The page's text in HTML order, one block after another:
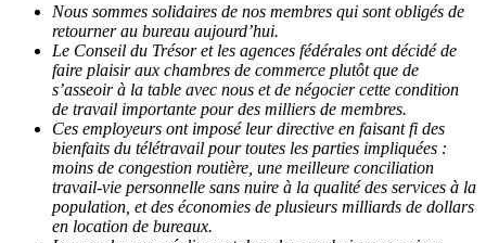
Nous sommes solidaires de nos membres qui sont obligés de
retourner au bureau aujourd’hui.
Le Conseil du Trésor et les agences fédérales ont décidé de
faire plaisir aux chambres de commerce plutôt que de
s’asseoir à la table avec nous et de négocier cette condition
de travail importante pour des milliers de membres.
Ces employeurs ont imposé leur directive en faisant fi des
bienfaits du télétravail pour toutes les parties impliquées :
moins de congestion routière, une meilleure conciliation
travail-vie personnelle sans nuire à la qualité des services à la
population, et des économies de plusieurs milliards de dollars
en location de bureaux.